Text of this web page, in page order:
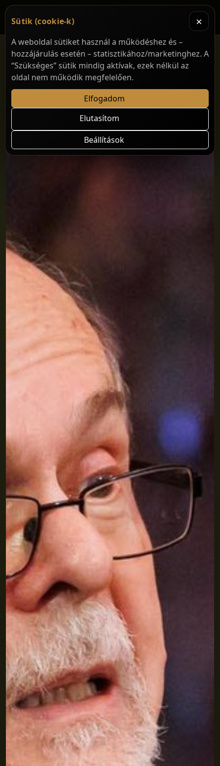
Sütik (cookie-k) ×
A weboldal sütiket használ a működéshez és –
hozzájárulás esetén – statisztikához/marketinghez. A
“Szükséges” sütik mindig aktívak, ezek nélkül az
oldal nem működik megfelelően.
Elfogadom
Elutasítom
Beállítások